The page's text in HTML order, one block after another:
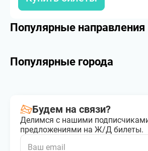
Популярные направления
Популярные города
Будем на связи?
Делимся с нашими
предложениями на Ж/Д билеты.